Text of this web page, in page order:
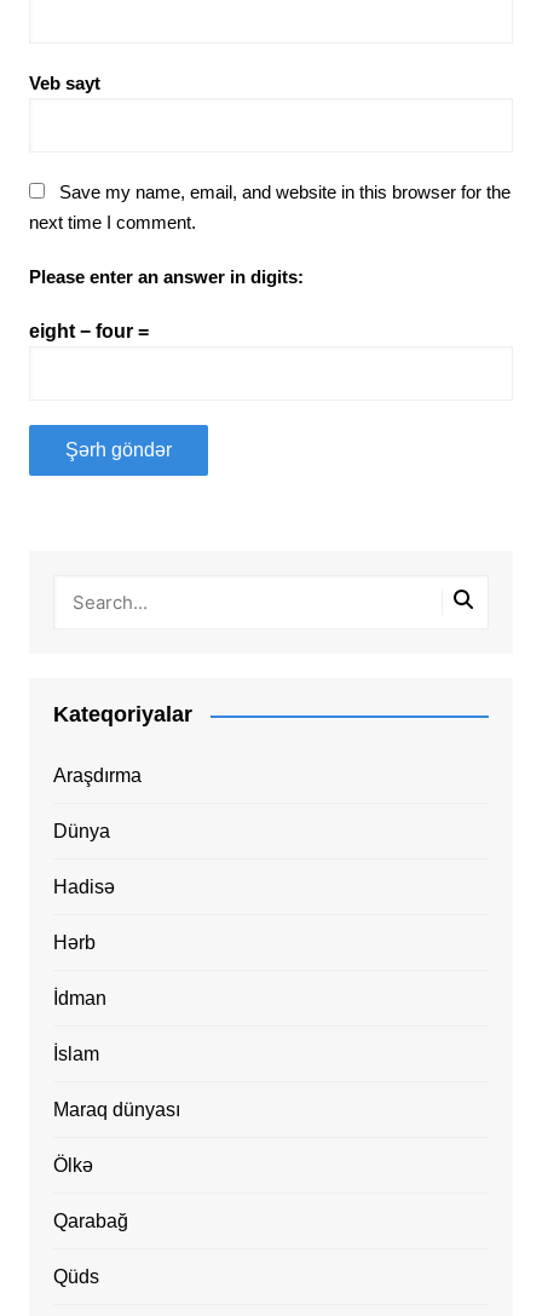
Veb sayt
Save my name, email, and website in this browser for the
next time I comment.
Please enter an answer in digits:
eight − four =
Kateqoriyalar
Araşdırma
Dünya
Hadisə
Hərb
İdman
İslam
Maraq dünyası
Ölkə
Qarabağ
Qüds